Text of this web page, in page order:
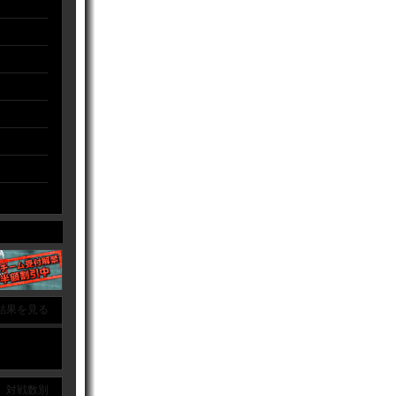
果を見る
対戦数別